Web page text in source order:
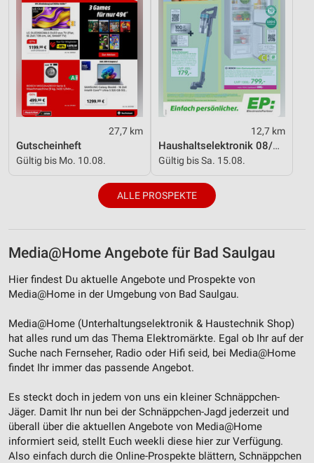
27,7 km
Gutscheinheft
Gültig bis Mo. 10.08.
12,7 km
Haushaltselektronik 08/2026
Gültig bis Sa. 15.08.
ALLE PROSPEKTE
Media@Home Angebote für Bad Saulgau
Hier findest Du aktuelle Angebote und Prospekte von
Media@Home in der Umgebung von Bad Saulgau.
Media@Home (Unterhaltungselektronik & Haustechnik Shop)
hat alles rund um das Thema Elektromärkte. Egal ob Ihr auf der
Suche nach Fernseher, Radio oder Hifi seid, bei Media@Home
findet Ihr immer das passende Angebot.
Es steckt doch in jedem von uns ein kleiner Schnäppchen-
Jäger. Damit Ihr nun bei der Schnäppchen-Jagd jederzeit und
überall über die aktuellen Angebote von Media@Home
informiert seid, stellt Euch weekli diese hier zur Verfügung.
Also einfach durch die Online-Prospekte blättern, Schnäppchen
Messung der Werbeleistung
Messung der Performance von Inhalten
Analyse von Zielgruppen durch Statistiken oder
Kombinationen von Daten aus verschiedenen
Quellen
Entwicklung und Verbesserung der Angebote
Verwendung reduzierter Daten zur Auswahl von
Geräte anhand von aktiv angeforderten
Informationen identifizieren
Nicht-IAB-Verarbeitungszwecke:
Notwendig
Performance
Funktional